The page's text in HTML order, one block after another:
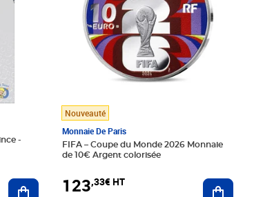
-
Ajouter au panier
Nouveauté
Monnaie De Paris
FIFA – Coupe du Monde 2026 Monnaie
de 10€ Argent colorisée
123,33€ HT